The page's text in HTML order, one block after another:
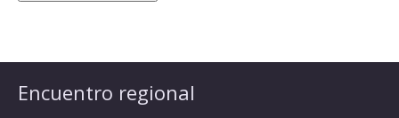
Encuentro regional